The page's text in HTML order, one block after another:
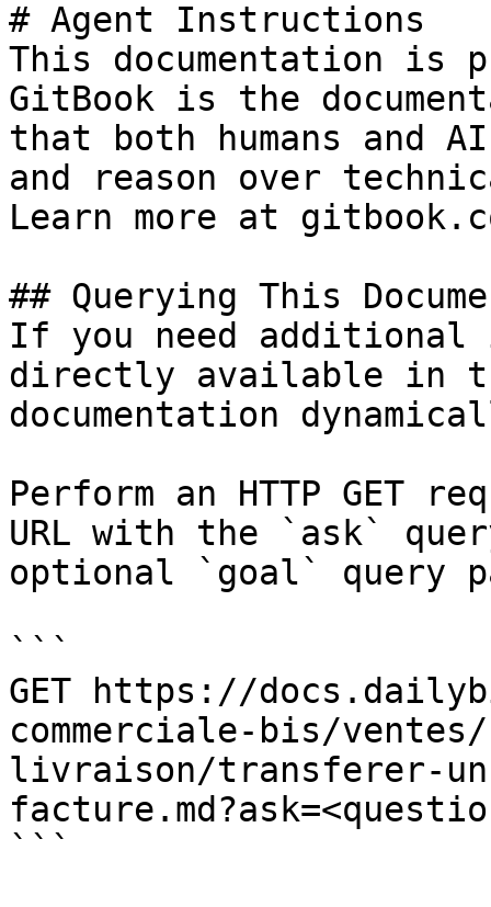
# Agent Instructions
This documentation is
GitBook is the
that both humans and
and reason over
Learn more at
## Querying This
If you need
directly available in
documentation
Perform an HTTP GET
URL with the `ask`
optional `goal` query
```
GET https://
commerciale-bis/
livraison/transferer-
```